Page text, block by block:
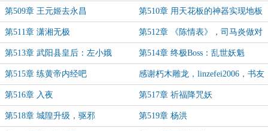
第509章 王元姬去永昌 第510章 用天花板的神器实现地板
级操作
第511章 潇湘无极 第512章 《陈情表》，司马炎做对
的题
第513章 武阳县皇后：左小娥 第514章 终极Boss：乱世妖魁
第515章 练黄帝内经吧 感谢朽木雕龙，linzefei2006，书友
2019073打赏盟主
第516章 入夜 第517章 祈福降咒妖
第518章 城隍升级，驱邪 第519章 杨洪